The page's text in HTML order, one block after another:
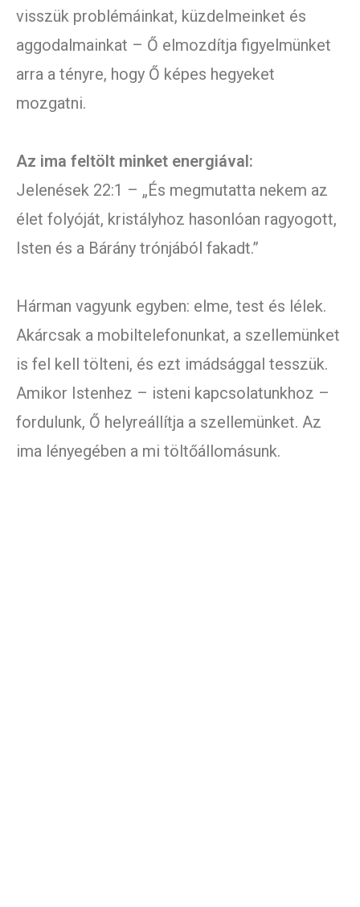
visszük problémáinkat, küzdelmeinket és
aggodalmainkat – Ő elmozdítja figyelmünket
arra a tényre, hogy Ő képes hegyeket
mozgatni.
Az ima feltölt minket energiával:
Jelenések 22:1 – „És megmutatta nekem az
élet folyóját, kristályhoz hasonlóan ragyogott,
Isten és a Bárány trónjából fakadt.”
Hárman vagyunk egyben: elme, test és lélek.
Akárcsak a mobiltelefonunkat, a szellemünket
is fel kell tölteni, és ezt imádsággal tesszük.
Amikor Istenhez – isteni kapcsolatunkhoz –
fordulunk, Ő helyreállítja a szellemünket. Az
ima lényegében a mi töltőállomásunk.